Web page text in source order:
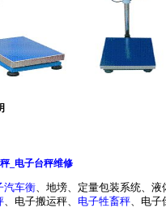
_ 电子台秤维修
汽车衡、 地塝、定量包装系统、液
、电子搬运秤、 电子牲畜秤、电子